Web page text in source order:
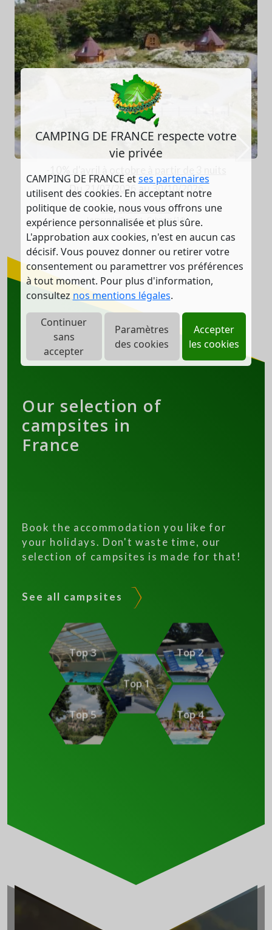
CAMPING DE FRANCE respecte votre
vie privée
CAMPING DE FRANCE etses partenaires
utilisent des cookies. En acceptant notre
politique de cookie, nous vous offrons une
expérience personnalisée et plus sûre.
L'approbation aux cookies, n'est en aucun cas
décisif. Vous pouvez donner ou retirer votre
consentement ou paramettrer vos préférences
à tout moment. Pour plus d'information,
consultez nos mentions légales.
Continuer
sans
accepter
Paramètres
des cookies
Accepter
les cookies
Du 21/07/2026 au 30/10/2026
Camping KOTAVENTURE
Le mesnil villement - Calvados (14)
Our selection of
campsites in
France
Book the accommodation you like for
your holidays. Don't waste time, our
selection of campsites is made for that!
See all campsites
Top 5
Top 3
Top 1
Top 4
Top 2